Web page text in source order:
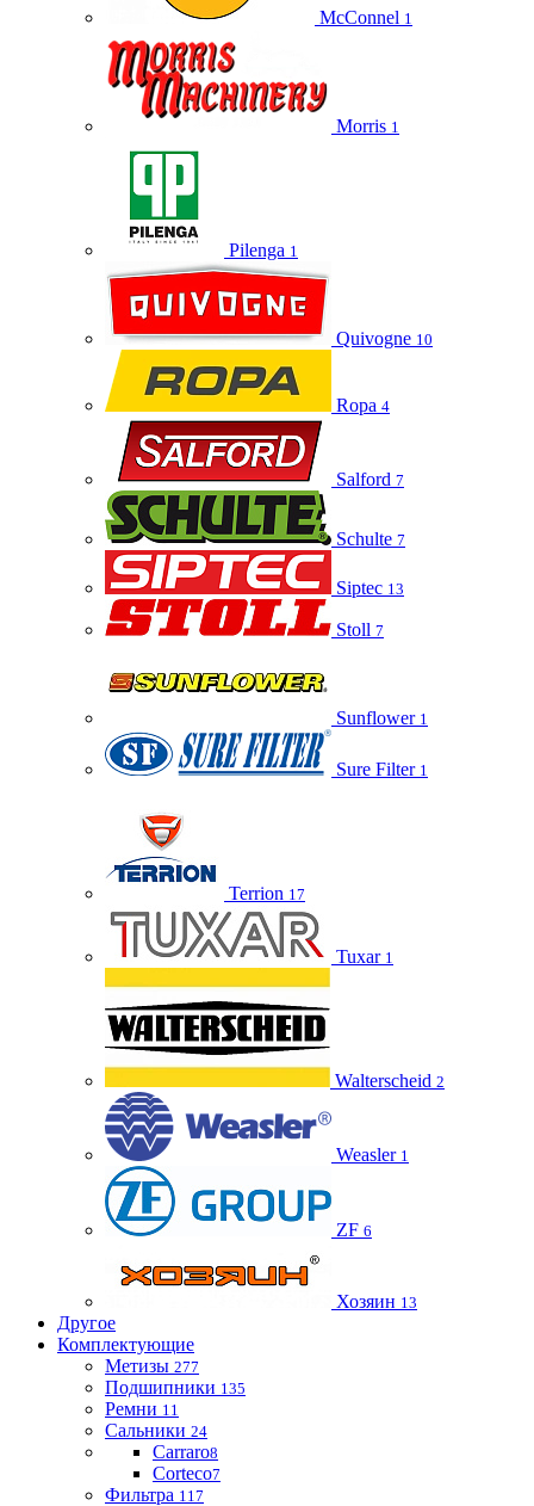
McConnel 1
Morris 1
Pilenga 1
Quivogne 10
Ropa 4
Salford 7
Schulte 7
Siptec 13
Stoll 7
Sunflower 1
Sure Filter 1
Terrion 17
Tuxar 1
Walterscheid 2
Weasler 1
ZF 6
Хозяин 13
Другое
Комплектующие
Метизы 277
Подшипники 135
Ремни 11
Сальники 24
Carraro8
Corteco7
Фильтра 117